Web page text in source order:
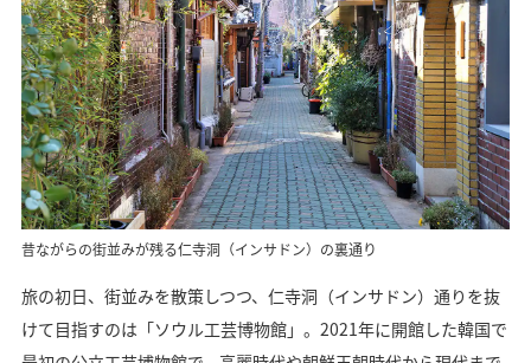
昔ながらの街並みが残る仁寺洞（インサドン）の裏通り
旅の初日、街並みを散策しつつ、仁寺洞（インサドン）通りを抜
けて目指すのは「ソウル工芸博物館」。2021年に開館した韓国で